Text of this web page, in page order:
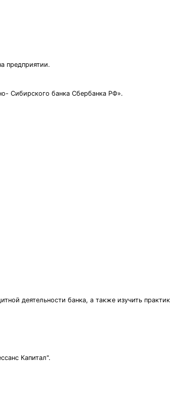
предприятии.
Сибирского банка Сбербанка РФ».
деятельности банка, а также изучить
Капитал".